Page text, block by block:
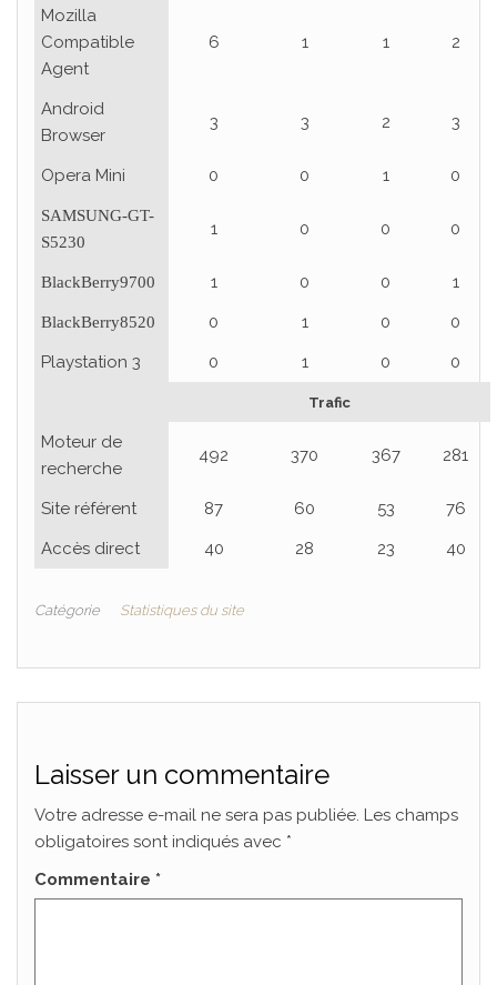
Mozilla
Compatible
Agent
6 1 1 2
Android
Browser
3 3 2 3
Opera Mini 0 0 1 0
SAMSUNG-GT-
S5230
1 0 0 0
BlackBerry9700 1 0 0 1
BlackBerry8520 0 1 0
0
Playstation 3
0 1 0 0
Trafic
Moteur de
recherche
492 370 367 281
Site référent 87 60 53
76
Accès direct
40 28 23 40
Catégorie Statistiques du site
Laisser un commentaire
Votre adresse e-mail ne sera pas publiée. Les champs
obligatoires sont indiqués avec *
Commentaire *